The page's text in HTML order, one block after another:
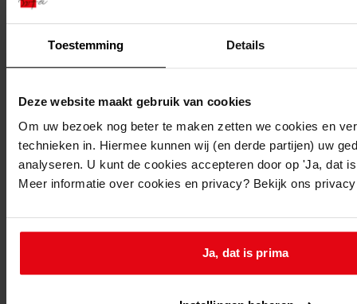
Toestemming Details
Deze website maakt gebruik van cookies
Om uw bezoek nog beter te maken zetten we cookies en
technieken in. Hiermee kunnen wij (en derde partijen) uw
analyseren. U kunt de cookies accepteren door op 'Ja, dat
Meer informatie over cookies en privacy? Bekijk ons
Ja, dat is prima
Lolkjen Watses
Kerkelijke gezindte:
Toegangsnummer:
1702-09 Doop-, trouw- en begraafboeken Enkhuizen,
1581-1910
Inventarisnummer :
13
181.
Dit bestand is nog niet gecontroleerd op volledigheid